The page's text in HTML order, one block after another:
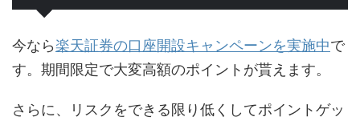
今なら楽天証券の口座開設キャンペーンを実施中で
す。期間限定で大変高額のポイントが貰えます。
さらに、リスクをできる限り低くしてポイントゲッ